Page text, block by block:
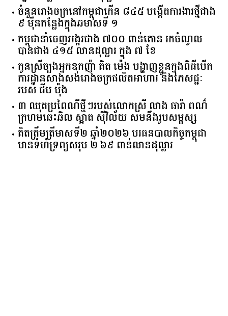
ចំនួន​រោងចក្រ​នៅ​កម្ពុជា​កើន​ ​៨៤៥​ ​បង្កើត​ការងារ​ថ្មី​ជាង​
​៩​ ​ម៉ឺន​កន្លែង​ក្នុង​ឆមាស​ទី ​១​
កម្ពុជានាំចេញអង្ករជាង ៧០០ ពាន់តោន រកចំណូល
បានជាង ៤១៥ លានដុល្លារ ក្នុង ៧ ខែ
កូនស្រីច្បងអ្នកឧកញ៉ា គិត ម៉េង បង្ហាញខ្លួនក្នុងពិធីបើក
ការដ្ឋានសាងសង់រោងចក្រផលិតអាហារ និងភេសជ្ជៈ
របស់ ជីប ម៉ុង
៣ ឈុតប្រពៃណីថ្មីៗរបស់លោកស្រី លាង ធារ៉ា ពណ៌
ក្រហមឆេះឆិល ស្អាត ​ស៊ីវិល័យ សមនឹងរូបសម្ផស្ស
គិត​ត្រឹមត្រីមាស​ទី​២​ ​ឆ្នាំ​២០២៦​ បរធន​បាលកិច្ច​កម្ពុជា​ ​
មាន​ទំហំ​ទ្រព្យ​សរុប​ ​២.៦៩​ ​ពាន់លាន​ដុល្លារ​